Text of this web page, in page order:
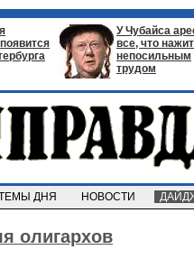
У Чубайса
все, что
непосильным
трудом
ДНЯ НОВОСТИ
олигархов